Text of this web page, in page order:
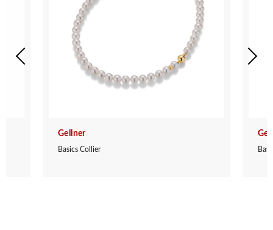
Gellner
Basics Collier